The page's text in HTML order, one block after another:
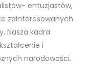
entuzjastów,
zainteresowanych
Nasza kadra
i
narodowości.